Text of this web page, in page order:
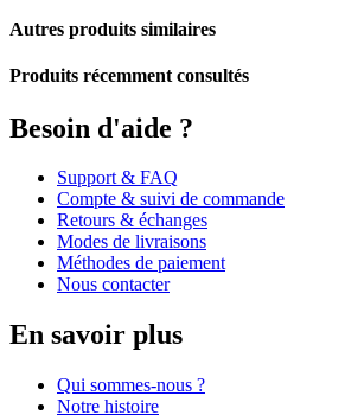
Autres produits similaires
Produits récemment consultés
Besoin d'aide ?
Support & FAQ
Compte & suivi de commande
Retours & échanges
Modes de livraisons
Méthodes de paiement
Nous contacter
En savoir plus
Qui sommes-nous ?
Notre histoire